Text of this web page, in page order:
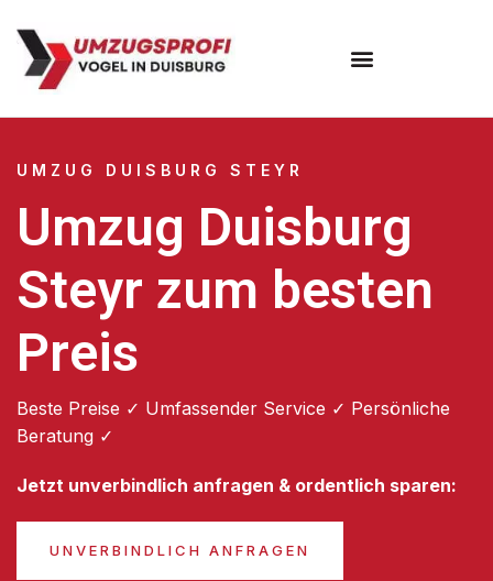
UMZUG DUISBURG STEYR
Umzug Duisburg
Steyr zum besten
Preis
Beste Preise ✓ Umfassender Service ✓ Persönliche
Beratung ✓
Jetzt unverbindlich anfragen & ordentlich sparen:
UNVERBINDLICH ANFRAGEN